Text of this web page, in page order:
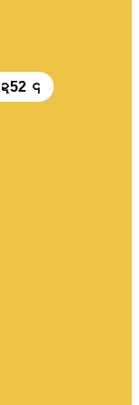
ဍ51 ၎